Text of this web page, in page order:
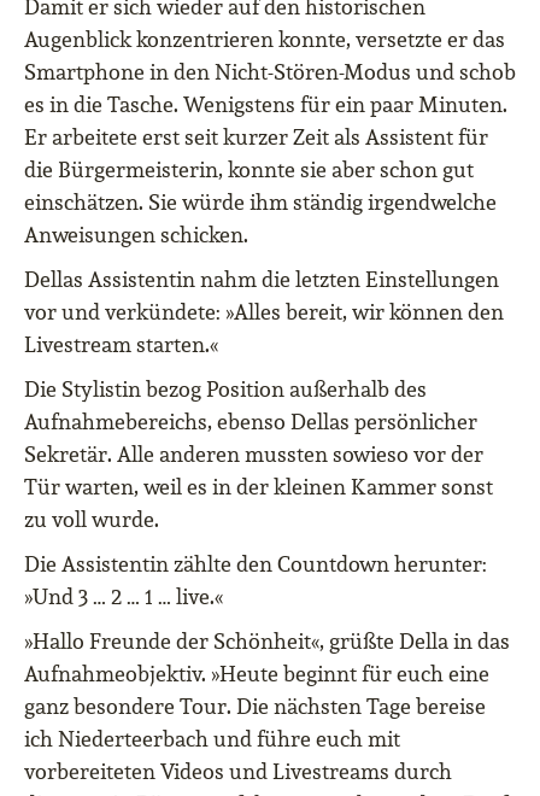
Damit er sich wieder auf den historischen
Augenblick konzentrieren konnte, versetzte er das
Smartphone in den Nicht-Stören-Modus und schob
es in die Tasche. Wenigstens für ein paar Minuten.
Er arbeitete erst seit kurzer Zeit als Assistent für
die Bürgermeisterin, konnte sie aber schon gut
einschätzen. Sie würde ihm ständig irgendwelche
Anweisungen schicken.
Dellas Assistentin nahm die letzten Einstellungen
vor und verkündete: »Alles bereit, wir können den
Livestream starten.«
Die Stylistin bezog Position außerhalb des
Aufnahmebereichs, ebenso Dellas persönlicher
Sekretär. Alle anderen mussten sowieso vor der
Tür warten, weil es in der kleinen Kammer sonst
zu voll wurde.
Die Assistentin zählte den Countdown herunter:
»Und 3 … 2 … 1 … live.«
»Hallo Freunde der Schönheit«, grüßte Della in das
Aufnahmeobjektiv. »Heute beginnt für euch eine
ganz besondere Tour. Die nächsten Tage bereise
ich Niederteerbach und führe euch mit
vorbereiteten Videos und Livestreams durch